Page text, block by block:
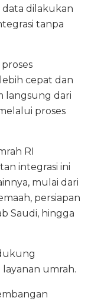
data dilakukan
tanpa
cepat dan
langsung dari
proses
RI
integrasi ini
mulai dari
persiapan
Saudi, hingga
umrah.